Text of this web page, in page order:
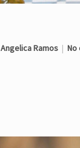
Angelica Ramos No